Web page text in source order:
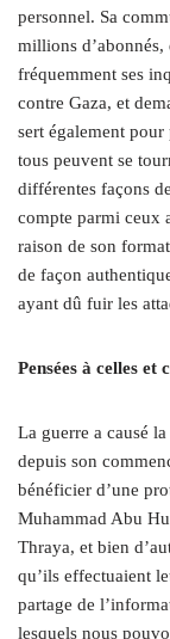
personnel. Sa
millions
fréquemment ses
contre Gaza, et
sert également
tous peuvent se
différentes façons
compte parmi ceux
raison de son
de façon
ayant dû fuir les
Pensées à celles et
La guerre a causé
depuis son
bénéficier d’une
Muhammad Abu
Thraya, et bien
qu’ils effectuaient
partage de
lesquels nous